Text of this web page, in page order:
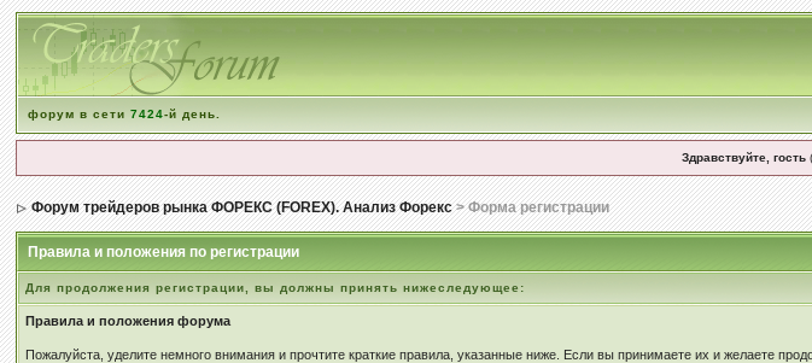
форум в сети7424-й день.
Здравствуйте, гость
Форум трейдеров рынка ФОРЕКС (FOREX). Анализ Форекс> Форма регистрации
Правила и положения по регистрации
Для продолжения регистрации, вы должны принять нижеследующее:
Правила и положения форума
Пожалуйста, уделите немного внимания и прочтите краткие правила, указанные ниже. Если вы принимаете их и желаете